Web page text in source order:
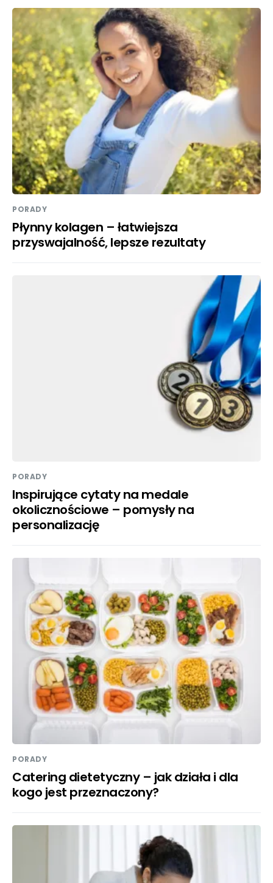
PORADY
Płynny kolagen – łatwiejsza
przyswajalność, lepsze rezultaty
PORADY
Inspirujące cytaty na medale
okolicznościowe – pomysły na
personalizację
PORADY
Catering dietetyczny – jak działa i dla
kogo jest przeznaczony?